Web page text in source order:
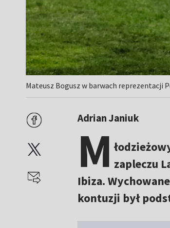
Mateusz Bogusz w barwach reprezentacji
Adrian Janiuk
M zapleczu
Ibiza.
kontuzji był